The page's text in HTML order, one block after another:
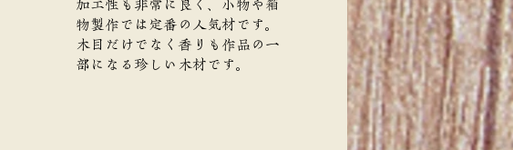
加工性も非常に良く、小物や箱
物製作では定番の人気材です。
木目だけでなく香りも作品の一
部になる珍しい木材です。